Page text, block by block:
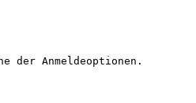
Anmeldeoptionen.